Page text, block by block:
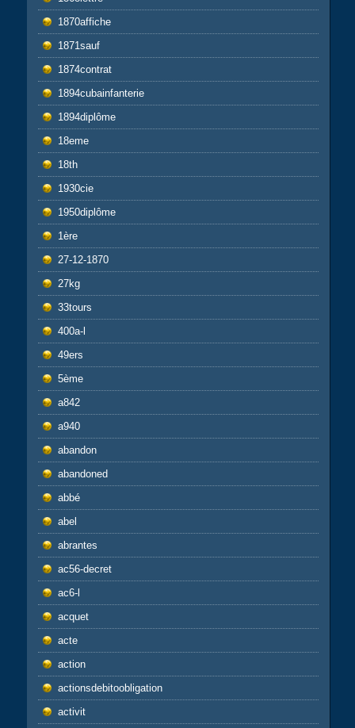
1870affiche
1871sauf
1874contrat
1894cubainfanterie
1894diplôme
18eme
18th
1930cie
1950diplôme
1ère
27-12-1870
27kg
33tours
400a-l
49ers
5ème
a842
a940
abandon
abandoned
abbé
abel
abrantes
ac56-decret
ac6-l
acquet
acte
action
actionsdebitoobligation
activit